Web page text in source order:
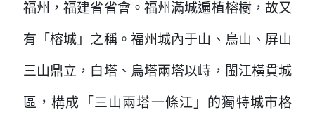
福州，福建省省會。福州滿城遍植榕樹，故又
有「榕城」之稱。福州城內于山、烏山、屏山
三山鼎立，白塔、烏塔兩塔以峙，閩江橫貫城
區，構成「三山兩塔一條江」的獨特城市格